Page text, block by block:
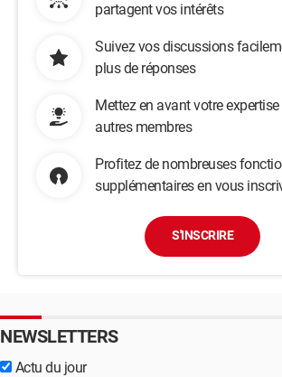
partagent vos intérêts
Suivez vos discussions
plus de réponses
Mettez en avant votre
autres membres
Profitez de nombreuses
supplémentaires en vous
S'INSCRIRE
NEWSLETTERS
Actu du jour